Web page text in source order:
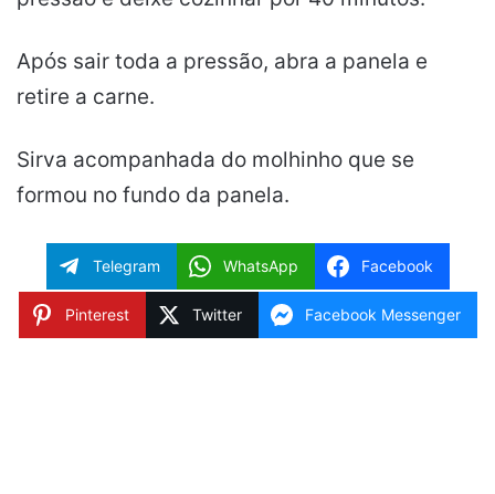
Após sair toda a pressão, abra a panela e
retire a carne.
Sirva acompanhada do molhinho que se
formou no fundo da panela.
Telegram WhatsApp Facebook
Pinterest Twitter Facebook Messenger